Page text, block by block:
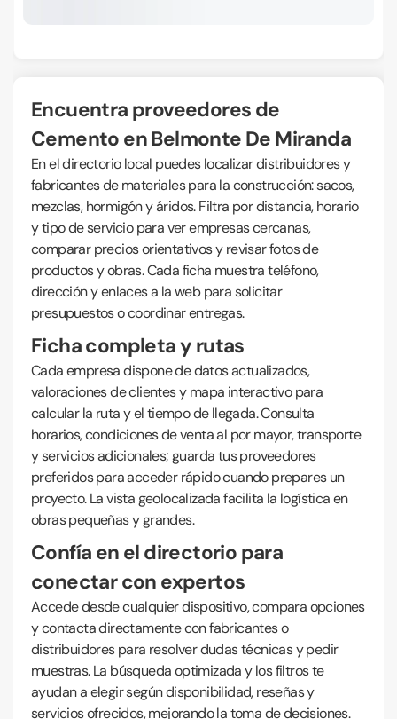
Encuentra proveedores de
Cemento en Belmonte De Miranda
En el directorio local puedes localizar distribuidores y
fabricantes de materiales para la construcción: sacos,
mezclas, hormigón y áridos. Filtra por distancia, horario
y tipo de servicio para ver empresas cercanas,
comparar precios orientativos y revisar fotos de
productos y obras. Cada ficha muestra teléfono,
dirección y enlaces a la web para solicitar
presupuestos o coordinar entregas.
Ficha completa y rutas
Cada empresa dispone de datos actualizados,
valoraciones de clientes y mapa interactivo para
calcular la ruta y el tiempo de llegada. Consulta
horarios, condiciones de venta al por mayor, transporte
y servicios adicionales; guarda tus proveedores
preferidos para acceder rápido cuando prepares un
proyecto. La vista geolocalizada facilita la logística en
obras pequeñas y grandes.
Confía en el directorio para
conectar con expertos
Accede desde cualquier dispositivo, compara opciones
y contacta directamente con fabricantes o
distribuidores para resolver dudas técnicas y pedir
muestras. La búsqueda optimizada y los filtros te
ayudan a elegir según disponibilidad, reseñas y
servicios ofrecidos, mejorando la toma de decisiones.